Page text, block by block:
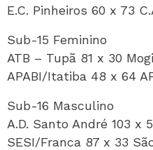
E.C. Pinheiros 60 x 73
Sub-15 Feminino
ATB – Tupã 81 x 30
APABI/Itatiba 48 x 64
Sub-16 Masculino
A.D. Santo André 103 x
SESI/Franca 87 x 33